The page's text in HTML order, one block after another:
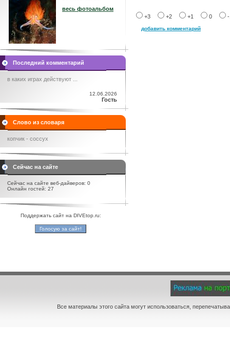
весь фотоальбом
Последний комментарий
в каких играх действуют ...
12.06.2026
Гость
Слово из словаря
копчик - coccyx
Сейчас на сайте
Сейчас на сайте веб-дайверов: 0
Онлайн гостей: 27
Поддержать сайт на DIVEtop.ru:
+3 +2 +1 0
добавить комментарий
Все материалы этого сайта могут использоваться,